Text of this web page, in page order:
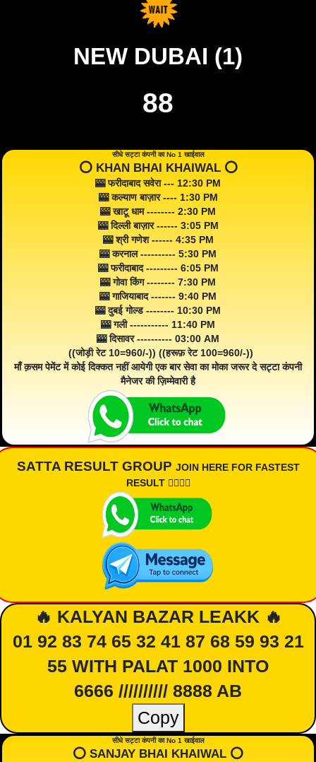
NEW DUBAI (1)
88
सीधे सट्टा कंपनी का No 1 खाईवाल
⭕️ KHAN BHAI KHAIWAL ⭕️
🎰 फरीदाबाद सवेरा --- 12:30 PM
🎰 कल्याण बाज़ार ---- 1:30 PM
🎰 खाटू धाम -------- 2:30 PM
🎰 दिल्ली बाज़ार ------ 3:05 PM
🎰 श्री गणेश ------ 4:35 PM
🎰 करनाल ---------- 5:30 PM
🎰 फरीदाबाद --------- 6:05 PM
🎰 गोवा किंग -------- 7:30 PM
🎰 गाजियाबाद ------- 9:40 PM
🎰 दुबई गोल्ड -------- 10:30 PM
🎰 गली ----------- 11:40 PM
🎰 दिसावर ---------- 03:00 AM
((जोड़ी रेट 10=960/-)) ((हरूफ़ रेट 100=960/-))
माँ क़सम पेमेंट में कोई दिक्कत नहीं आयेगी एक बार सेवा का मोका जरूर दे सट्टा कंपनी
मैनेजर की ज़िम्मेवारी है
SATTA RESULT GROUP JOIN HERE FOR FASTEST
RESULT 👇🏾👇🏾
🔥 KALYAN BAZAR LEAKK 🔥
01 92 83 74 65 32 41 87 68 59 93 21
55 WITH PALAT 1000 INTO
6666 ////////// 8888 AB
Copy
सीधे सट्टा कंपनी का No 1 खाईवाल
⭕️ SANJAY BHAI KHAIWAL ⭕️